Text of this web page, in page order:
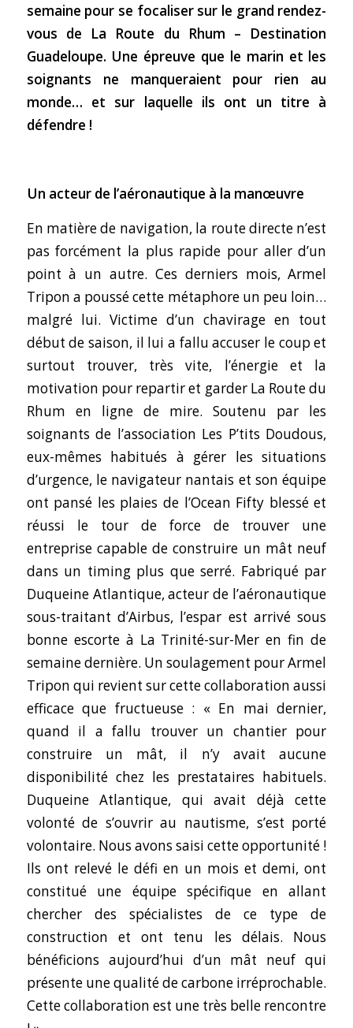
semaine pour se focaliser sur le grand rendez-
vous de La Route du Rhum – Destination
Guadeloupe. Une épreuve que le marin et les
soignants ne manqueraient pour rien au
monde… et sur laquelle ils ont un titre à
défendre !
Un acteur de l’aéronautique à la manœuvre
En matière de navigation, la route directe n’est
pas forcément la plus rapide pour aller d’un
point à un autre. Ces derniers mois, Armel
Tripon a poussé cette métaphore un peu loin…
malgré lui. Victime d’un chavirage en tout
début de saison, il lui a fallu accuser le coup et
surtout trouver, très vite, l’énergie et la
motivation pour repartir et garder La Route du
Rhum en ligne de mire. Soutenu par les
soignants de l’association Les P’tits Doudous,
eux-mêmes habitués à gérer les situations
d’urgence, le navigateur nantais et son équipe
ont pansé les plaies de l’Ocean Fifty blessé et
réussi le tour de force de trouver une
entreprise capable de construire un mât neuf
dans un timing plus que serré. Fabriqué par
Duqueine Atlantique, acteur de l’aéronautique
sous-traitant d’Airbus, l’espar est arrivé sous
bonne escorte à La Trinité-sur-Mer en fin de
semaine dernière. Un soulagement pour Armel
Tripon qui revient sur cette collaboration aussi
efficace que fructueuse : « En mai dernier,
quand il a fallu trouver un chantier pour
construire un mât, il n’y avait aucune
disponibilité chez les prestataires habituels.
Duqueine Atlantique, qui avait déjà cette
volonté de s’ouvrir au nautisme, s’est porté
volontaire. Nous avons saisi cette opportunité !
Ils ont relevé le défi en un mois et demi, ont
constitué une équipe spécifique en allant
chercher des spécialistes de ce type de
construction et ont tenu les délais. Nous
bénéficions aujourd’hui d’un mât neuf qui
présente une qualité de carbone irréprochable.
Cette collaboration est une très belle rencontre